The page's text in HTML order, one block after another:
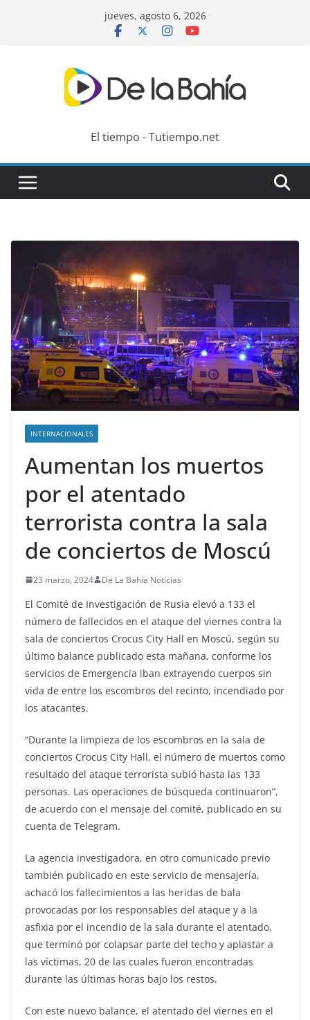
jueves, agosto 6, 2026
El tiempo - Tutiempo.net
INTERNACIONALES
Aumentan los muertos
por el atentado
terrorista contra la sala
de conciertos de Moscú
23 marzo, 2024 De La Bahía Noticias
El Comité de Investigación de Rusia elevó a 133 el
número de fallecidos en el ataque del viernes contra la
sala de conciertos Crocus City Hall en Moscú, según su
último balance publicado esta mañana, conforme los
servicios de Emergencia iban extrayendo cuerpos sin
vida de entre los escombros del recinto, incendiado por
los atacantes.
“Durante la limpieza de los escombros en la sala de
conciertos Crocus City Hall, el número de muertos como
resultado del ataque terrorista subió hasta las 133
personas. Las operaciones de búsqueda continuaron”,
de acuerdo con el mensaje del comité, publicado en su
cuenta de Telegram.
La agencia investigadora, en otro comunicado previo
también publicado en este servicio de mensajería,
achacó los fallecimientos a las heridas de bala
provocadas por los responsables del ataque y a la
asfixia por el incendio de la sala durante el atentado,
que terminó por colapsar parte del techo y aplastar a
las víctimas, 20 de las cuales fueron encontradas
durante las últimas horas bajo los restos.
Con este nuevo balance, el atentado del viernes en el